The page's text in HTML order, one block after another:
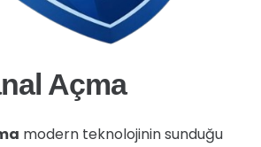
Açma
modern teknolojinin sunduğu